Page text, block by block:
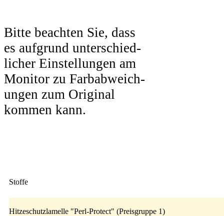
Bitte beachten Sie, dass
es aufgrund unterschied-
licher Einstellungen am
Monitor zu Farbabweich-
ungen zum Original
kommen kann.
Stoffe
Hitzeschutzlamelle "Perl-Protect" (Preisgruppe 1)